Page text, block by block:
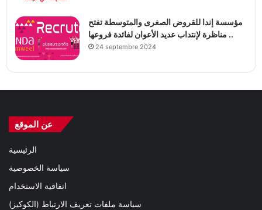
مؤسسة إندا للقروض الصغرى والمتوسطة تفتح
مناظرة لإنتداب عديد الأعوان لفائدة فروعها ..
24 septembre 2024
عن الموقع
الرئيسية
سياسة الخصوصية
اتفاقية الاستخدام
سياسة ملفات تعريف الارتباط (الكوكيز)